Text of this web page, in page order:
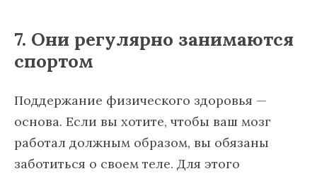
7. Они регулярно занимаются
спортом
Поддержание физического здоровья —
основа. Если вы хотите, чтобы ваш мозг
работал должным образом, вы обязаны
заботиться о своем теле. Для этого